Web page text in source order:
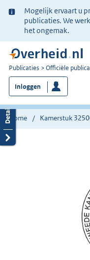
Ter
informatie:
Mogelijk ervaart u
publicaties. We
het ongemak.
U
bent
nu
hier:
Publicaties Officiële
Inloggen
Home Kamerstuk